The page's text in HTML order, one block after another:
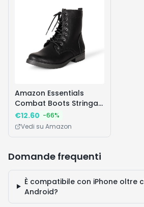
Amazon Essentials
Combat Boots Stringati
Donna, Nero, 35 EU
€12.60 -66%
Vedi su Amazon
Domande frequenti
È compatibile con iPhone oltre
Android?